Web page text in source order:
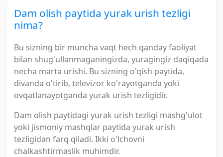
Dam olish paytida yurak urish tezligi
nima?
Bu sizning bir muncha vaqt hech qanday faoliyat
bilan shug'ullanmaganingizda, yuragingiz daqiqada
necha marta urishi. Bu sizning o'qish paytida,
divanda o'tirib, televizor ko'rayotganda yoki
ovqatlanayotganda yurak urish tezligidir.
Dam olish paytidagi yurak urish tezligi mashg'ulot
yoki jismoniy mashqlar paytida yurak urish
tezligidan farq qiladi. Ikki o'lchovni
chalkashtirmaslik muhimdir.